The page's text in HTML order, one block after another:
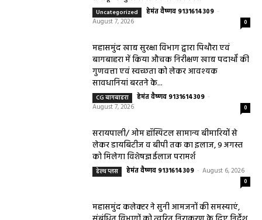
Uncategorized हेमंत वैष्णव 9131614309 -
August 7, 2026
0
महासमुंद खाद्य सुरक्षा विभाग द्वारा पिथौरा एवं
बागबाहरा में किया औचक निरीक्षण खाद्य पदार्थों की
गुणवत्ता एवं स्वच्छता को लेकर आवश्यक
सावधानियां बरतने के...
CG बागबाहरा हेमंत वैष्णव 9131614309 -
August 7, 2026
0
सरायपाली/ ओम हॉस्पिटल सामान्य बीमारियों से
लेकर डायबिटीज व बीपी तक का इलाज, 9 अगस्त
को मिलेगा विशेषज्ञ ईलाज परामर्श
हेल्थ प्लस हेमंत वैष्णव 9131614309 - August 6, 2026
0
महासमुंद कलेक्टर ने सुनी आमजनों की समस्याएं,